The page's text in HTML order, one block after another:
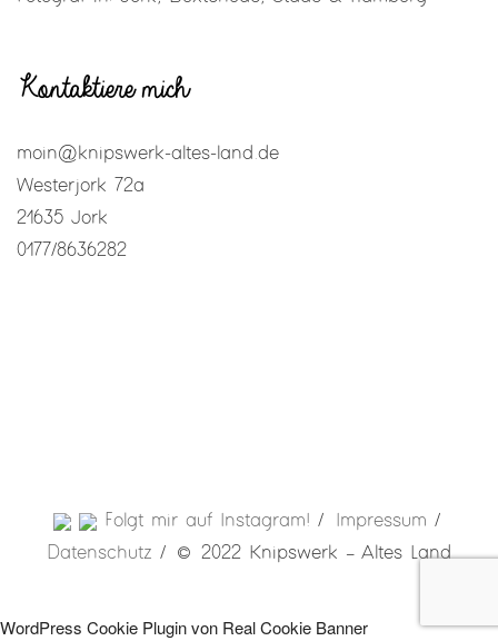
Kontaktiere mich
moin@knipswerk-altes-land.de
Westerjork 72a
21635 Jork
0177/8636282
Folgt mir auf Instagram!
Impressum
Datenschutz
© 2022 Knipswerk – Altes Land
WordPress Cookie Plugin von Real Cookie Banner